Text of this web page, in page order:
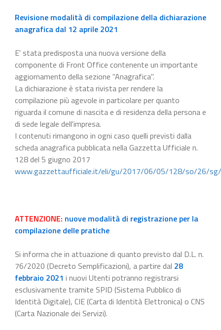
Revisione modalità di compilazione della dichiarazione
anagrafica dal 12 aprile 2021
E' stata predisposta una nuova versione della
componente di Front Office contenente un importante
aggiornamento della sezione "Anagrafica".
La dichiarazione è stata rivista per rendere la
compilazione più agevole in particolare per quanto
riguarda il comune di nascita e di residenza della persona e
di sede legale dell'impresa.
I contenuti rimangono in ogni caso quelli previsti dalla
scheda anagrafica pubblicata nella Gazzetta Ufficiale n.
128 del 5 giugno 2017
www.gazzettaufficiale.it/eli/gu/2017/06/05/128/so/26/
ATTENZIONE: nuove modalità di registrazione per la
compilazione delle pratiche
Si informa che in attuazione di quanto previsto dal D.L. n.
76/2020 (Decreto Semplificazioni), a partire dal 28
febbraio 2021 i nuovi Utenti potranno registrarsi
esclusivamente tramite SPID (Sistema Pubblico di
Identità Digitale), CIE (Carta di Identità Elettronica) o CNS
(Carta Nazionale dei Servizi).